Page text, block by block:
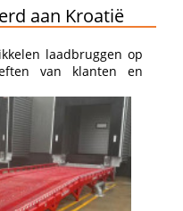
aan Kroatië
laadbruggen op
van klanten en